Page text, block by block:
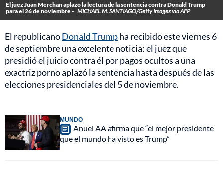
El juez Juan Merchan aplazó la lectura de la sentencia contra Donald Trump
para el 26 de noviembre - MICHAEL M. SANTIAGO/Getty Images via AFP
El republicanoDonald Trumpha recibido este viernes 6
de septiembre una excelente noticia: el juez que
presidió el juicio contra él por pagos ocultos a una
exactriz porno aplazó la sentencia hasta después de las
elecciones presidenciales del 5 de noviembre.
MUNDO
Anuel AA afirma que “el mejor presidente
que el mundo ha visto es Trump”